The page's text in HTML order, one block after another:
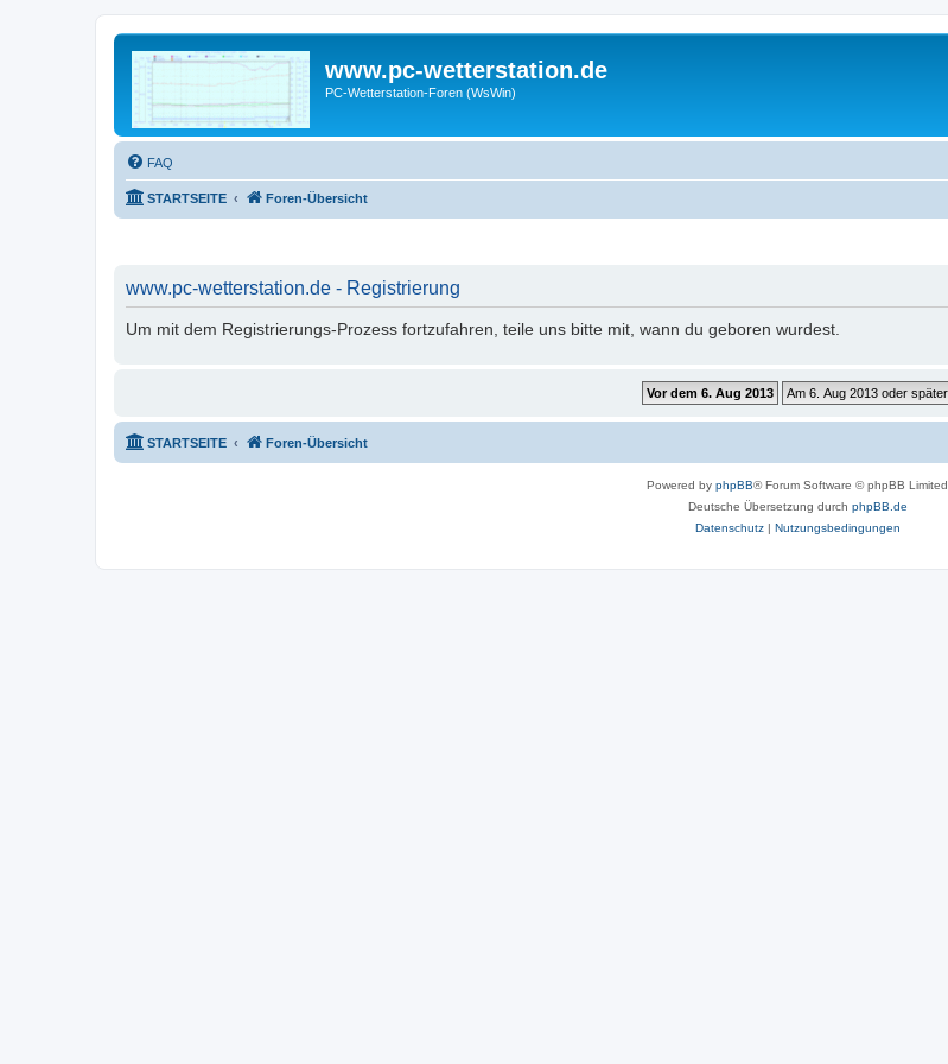
www.pc-wetterstation.de
PC-Wetterstation-Foren (WsWin)
FAQ
STARTSEITE Foren-Übersicht
www.pc-wetterstation.de - Registrierung
Um mit dem Registrierungs-Prozess fortzufahren, teile uns bitte mit, wann du geboren wurdest.
STARTSEITE Foren-Übersicht
Powered by phpBB® Forum Software © phpBB Limited
Deutsche Übersetzung durch phpBB.de
Datenschutz| Nutzungsbedingungen